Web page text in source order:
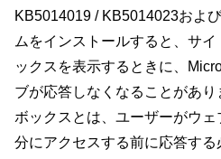
KB5014019 / KB5014023およ
ムをインストールすると、サ
ックスを表示するときに、
ブが応答しなくなることがあ
ボックスとは、ユーザーがウ
分にアクセスする前に応答す